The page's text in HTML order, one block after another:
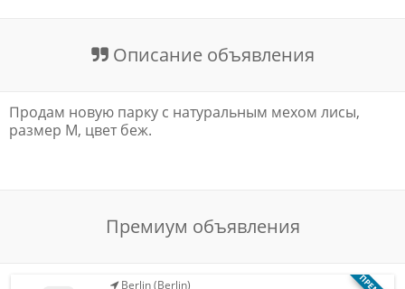
Текстовая рекламаОписание объявления
Продам новую парку с натуральным мехом лисы,
размер М, цвет беж.
Премиум объявления
Berlin (Berlin)